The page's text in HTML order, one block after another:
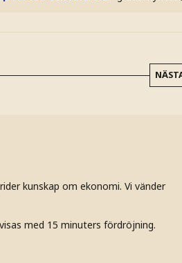
kunskap om ekonomi. Vi vänder
med 15 minuters fördröjning.